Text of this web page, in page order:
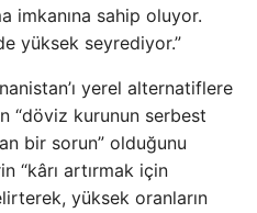
imkanına sahip oluyor.
yüksek seyrediyor.”
yerel alternatiflere
“döviz kurunun serbest
bir sorun” olduğunu
“kârı artırmak için
yüksek oranların